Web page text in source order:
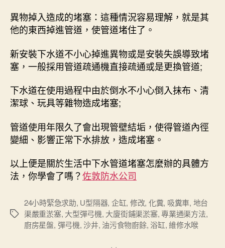
異物掉入造成的堵塞：這種情況容易理解，就是其
他的東西掉進管道，使管道堵住了。
新安裝下水道不小心掉進異物或是安裝失誤導致堵
塞，一般採用管道疏通機直接疏通或是更換管道;
下水道在使用過程中由於倒水不小心倒入抹布、清
潔球、玩具等雜物造成堵塞;
管道使用年限久了會出現管壁結垢，使得管道內徑
變細、影響正常下水排放，造成堵塞。
以上便是關於生活中下水管道堵塞怎麼辦的具體方
法，你學會了嗎？佐敦防水公司
Tags
24小時緊急求助, U型隔器, 企缸, 修改, 化糞, 吸糞車, 地台
渠嚴重淤塞, 大型彈弓機, 大廈街鋪渠淤塞,專業通渠方法,
廚房星盤, 彈弓機,沙井, 油污食物廚餘, 浴缸,維修水喉